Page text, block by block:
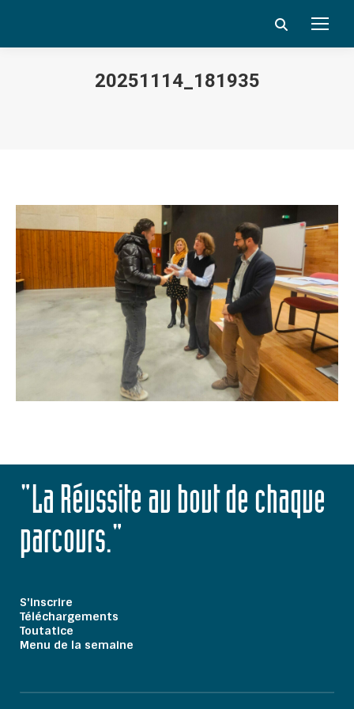
Search:
20251114_181935
"La Réussite au bout de chaque
parcours."
S'inscrire
Téléchargements
Toutatice
Menu de la semaine